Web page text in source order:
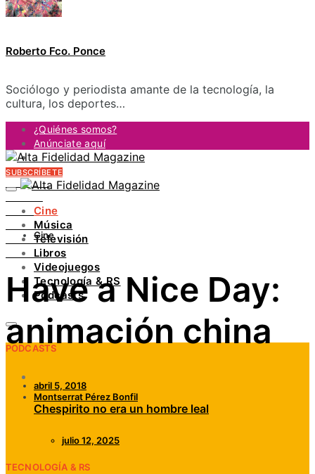
Roberto Fco. Ponce
Sociólogo y periodista amante de la tecnología, la
cultura, los deportes…
¿Quiénes somos?
Anúnciate aquí
Contacto
FACEBOOK
INSTAGRAM
PINTEREST
YOUTUBE
LINKEDIN
SUBSCRÍBETE
Cine
Música
Televisión
Libros
Videojuegos
Tecnología & RS
Podcasts
PODCASTS
Chespirito no era un hombre leal
julio 12, 2025
TECNOLOGÍA & RS
Cine
Have a Nice Day:
animación china
abril 5, 2018
Montserrat Pérez Bonfil